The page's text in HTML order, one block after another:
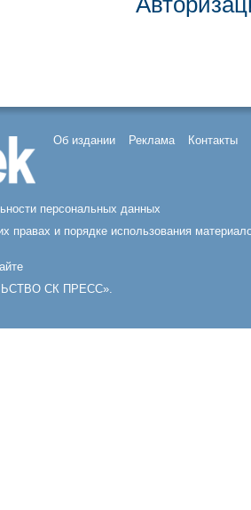
Об издании Реклама Контакты
персональных данных
правах и порядке использования
СК ПРЕСС».